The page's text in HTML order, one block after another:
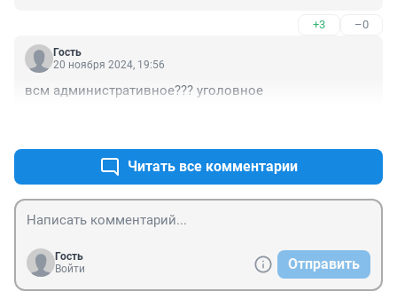
правонарушениях).
Очень лояльные у нас законы- трех человек чуть не
административное дело и штраф?......
+3 –0
Гость
20 ноября 2024, 19:56
всм административное??? уголовное
Читать все комментарии
Гость
Войти
Отправить